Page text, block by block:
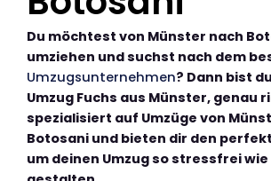
Du möchtest von Münster nach
umziehen und suchst nach dem
Umzugsunternehmen? Dann bist
Umzug Fuchs aus Münster, genau
spezialisiert auf Umzüge von
Botosani und bieten dir den
um deinen Umzug so stressfrei wie